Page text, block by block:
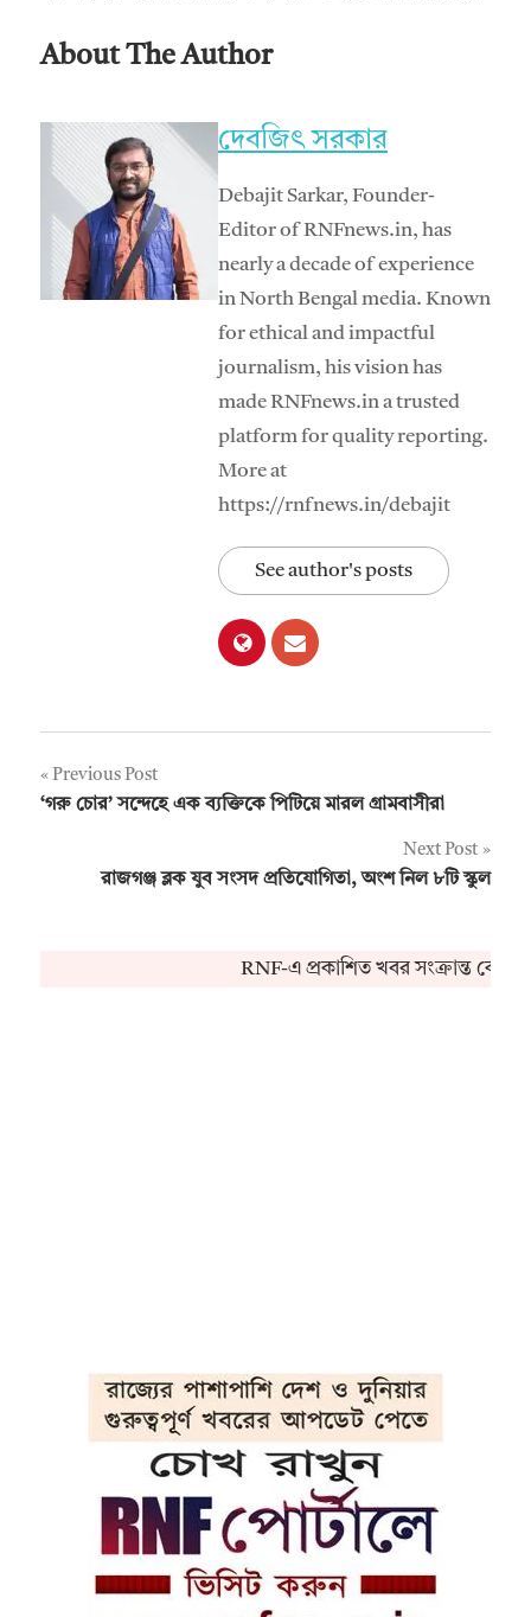
About The Author
দেবজিৎ সরকার
Debajit Sarkar, Founder-
Editor of RNFnews.in, has
nearly a decade of experience
in North Bengal media. Known
for ethical and impactful
journalism, his vision has
made RNFnews.in a trusted
platform for quality reporting.
More at
https://rnfnews.in/debajit
See author's posts
Post
Previous Post
‘গরু চোর’ সন্দেহে এক ব্যক্তিকে পিটিয়ে মারল গ্রামবাসীরা
Next Post
রাজগঞ্জ ব্লক যুব সংসদ প্রতিযোগিতা, অংশ নিল ৮টি স্কুল
RNF-এ প্রকাশিত খবর সংক্রান্ত